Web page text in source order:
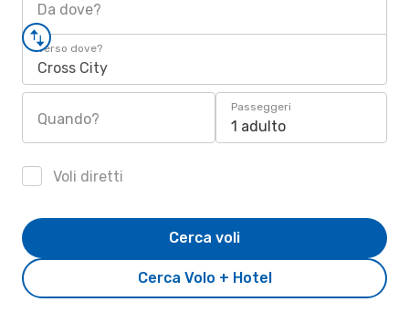
Da dove?
Verso dove?
Cross City
Quando?
Passeggeri
1 adulto
Voli diretti
Cerca Volo + Hotel
Cerca voli